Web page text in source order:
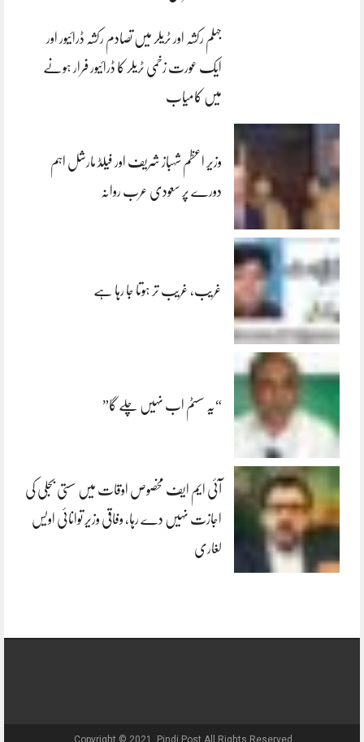
جہلم رکشہ اور ٹریلر میں تصادم رکشہ ڈرائیور اور
ایک عورت زخمی ٹریلر کا ڈرائیور فرار ہونے
میں کامیاب
وزیر اعظم شہباز شریف اور فیلڈ مارشل اہم
دورے پر سعودی عرب روانہ
غریب، غریب تر ہوتا جا رہا ہے
“یہ سسٹم اب نہیں چلے گا”
آئی ایم ایف مخصوص اوقات میں سستی بجلی کی
اجازت نہیں دے رہا، وفاقی وزیر توانائی اویس
لغاری
Copyright © 2021, Pindi Post All Rights Reserved.